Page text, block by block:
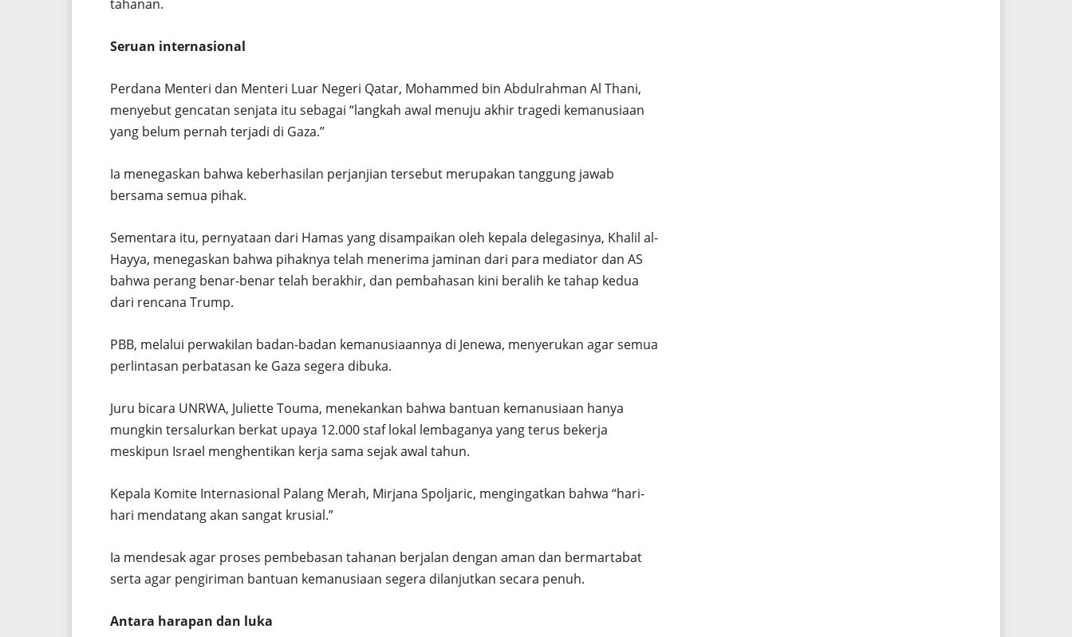
tahanan.
Seruan internasional
Perdana Menteri dan Menteri Luar Negeri Qatar, Mohammed bin Abdulrahman Al Thani,
menyebut gencatan senjata itu sebagai “langkah awal menuju akhir tragedi kemanusiaan
yang belum pernah terjadi di Gaza.”
Ia menegaskan bahwa keberhasilan perjanjian tersebut merupakan tanggung jawab
bersama semua pihak.
Sementara itu, pernyataan dari Hamas yang disampaikan oleh kepala delegasinya, Khalil al-
Hayya, menegaskan bahwa pihaknya telah menerima jaminan dari para mediator dan AS
bahwa perang benar-benar telah berakhir, dan pembahasan kini beralih ke tahap kedua
dari rencana Trump.
PBB, melalui perwakilan badan-badan kemanusiaannya di Jenewa, menyerukan agar semua
perlintasan perbatasan ke Gaza segera dibuka.
Juru bicara UNRWA, Juliette Touma, menekankan bahwa bantuan kemanusiaan hanya
mungkin tersalurkan berkat upaya 12.000 staf lokal lembaganya yang terus bekerja
meskipun Israel menghentikan kerja sama sejak awal tahun.
Kepala Komite Internasional Palang Merah, Mirjana Spoljaric, mengingatkan bahwa “hari-
hari mendatang akan sangat krusial.”
Ia mendesak agar proses pembebasan tahanan berjalan dengan aman dan bermartabat
serta agar pengiriman bantuan kemanusiaan segera dilanjutkan secara penuh.
Antara harapan dan luka